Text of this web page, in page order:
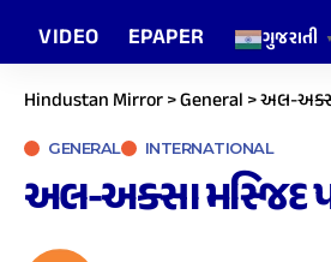
VIDEO
EPAPER ગુજરાતી ▼
Hindustan Mirror>General >અલ-અક્સા
GENERAL INTERNATIONAL
અલ-અક્સા મસ્જિદ